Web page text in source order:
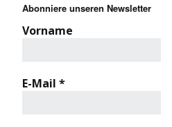
Abonniere unseren Newsletter
Vorname
E-Mail *